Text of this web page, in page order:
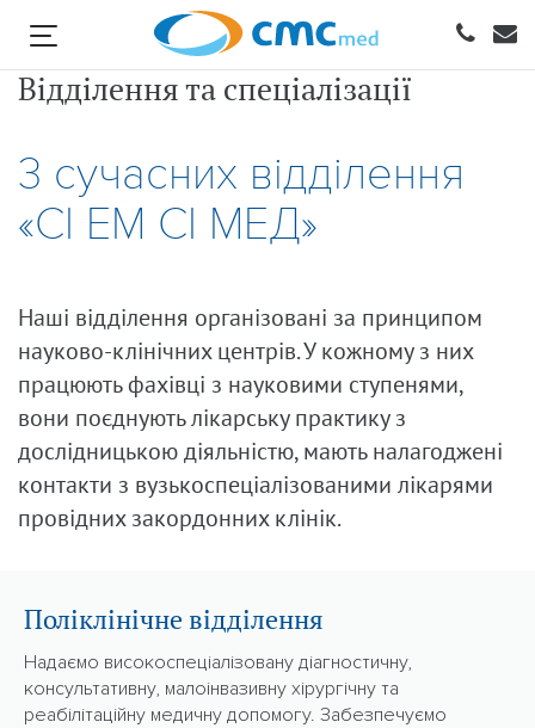
Відділення та спеціалізації
3 сучасних відділення
«СІ ЕМ СІ МЕД»
Наші відділення організовані за принципом
науково-клінічних центрів. У кожному з них
працюють фахівці з науковими ступенями,
вони поєднують лікарську практику з
дослідницькою діяльністю, мають налагоджені
контакти з вузькоспеціалізованими лікарями
провідних закордонних клінік.
Поліклінічне відділення
Надаємо високоспеціалізовану діагностичну,
консультативну, малоінвазивну хірургічну та
реабілітаційну медичну допомогу. Забезпечуємо